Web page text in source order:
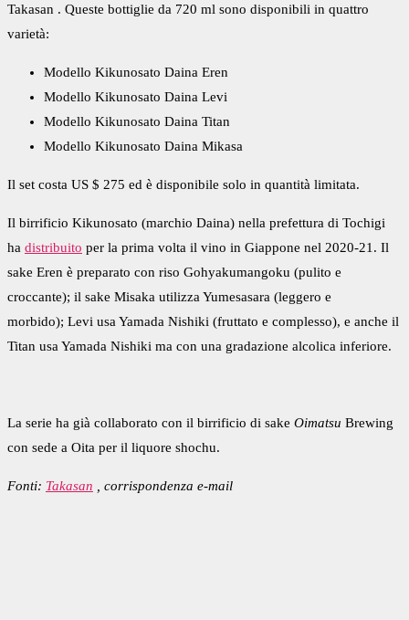
Takasan . Queste bottiglie da 720 ml sono disponibili in quattro
varietà:
Modello Kikunosato Daina Eren
Modello Kikunosato Daina Levi
Modello Kikunosato Daina Titan
Modello Kikunosato Daina Mikasa
Il set costa US $ 275 ed è disponibile solo in quantità limitata.
Il birrificio Kikunosato (marchio Daina) nella prefettura di Tochigi
ha distribuito per la prima volta il vino in Giappone nel 2020-21. Il
sake Eren è preparato con riso Gohyakumangoku (pulito e
croccante); il sake Misaka utilizza Yumesasara (leggero e
morbido); Levi usa Yamada Nishiki (fruttato e complesso), e anche il
Titan usa Yamada Nishiki ma con una gradazione alcolica inferiore.
La serie ha già collaborato con il birrificio di sake Oimatsu Brewing
con sede a Oita per il liquore shochu.
Fonti: Takasan , corrispondenza e-mail